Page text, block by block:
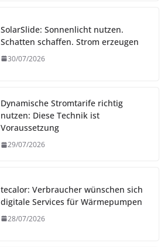
SolarSlide: Sonnenlicht nutzen.
Schatten schaffen. Strom erzeugen
30/07/2026
Dynamische Stromtarife richtig
nutzen: Diese Technik ist
Voraussetzung
29/07/2026
tecalor: Verbraucher wünschen sich
digitale Services für Wärmepumpen
28/07/2026